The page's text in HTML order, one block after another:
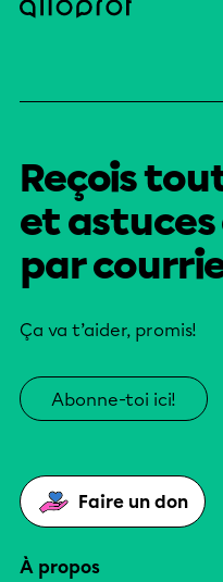
Reçois
et
par
Ça va t’aider, promis!
Abonne-toi ici!
Faire un don
À propos